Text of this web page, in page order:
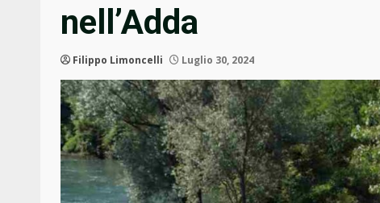
nell’Adda
Filippo Limoncelli Luglio 30, 2024